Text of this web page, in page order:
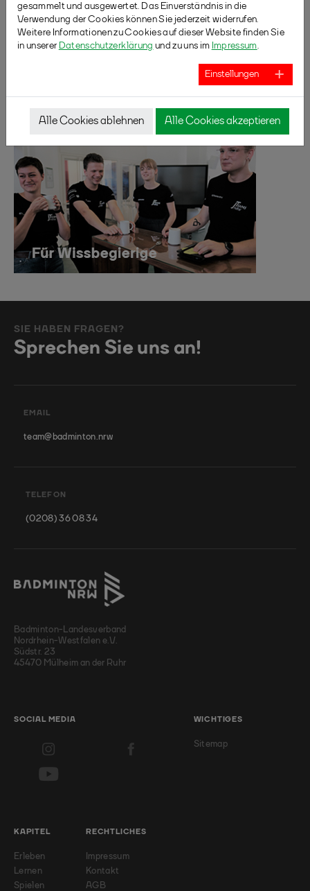
SIE HABEN FRAGEN?
Sprechen Sie uns an!
EMAIL
team@badminton.nrw
TELEFON
(0208) 36 08 34
Badminton-Landesverband
Nordrhein-Westfalen e.V.
Südstr. 23
45470 Mülheim an der Ruhr
SOCIAL MEDIA WICHTIGES
Sitemap
KAPITEL
Erleben
Lernen
Spielen
RECHTLICHES
Impressum
Kontakt
AGB
gesammelt und ausgewertet. Das Einverständnis in die
Verwendung der Cookies können Sie jederzeit widerrufen.
Weitere Informationen zu Cookies auf dieser Website finden Sie
in unserer Datenschutzerklärung und zu uns im Impressum
Einstellungen
Alle Cookies ablehnen Alle Cookies akzeptieren